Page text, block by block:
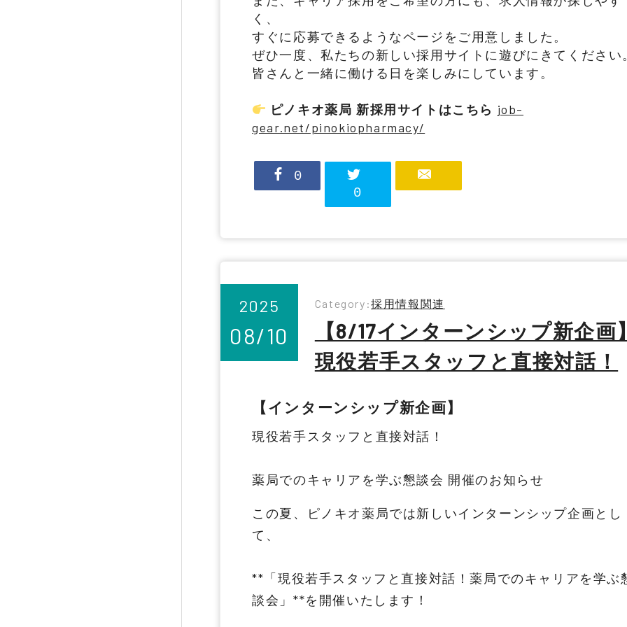
く、
すぐに応募できるようなページをご用意しました。
ぜひ一度、私たちの新しい採用サイトに遊びにきてください
皆さんと一緒に働ける日を楽しみにしています。
ピノキオ薬局 新採用サイトはこちら job-
gear.net/pinokiopharmacy/
0
0
2025
08/10
Category:採用情報関連
【8/17インターンシップ新企画
現役若手スタッフと直接対話！
【インターンシップ新企画】
現役若手スタッフと直接対話！
薬局でのキャリアを学ぶ懇談会 開催のお知らせ
この夏、ピノキオ薬局では新しいインターンシップ企画とし
て、
**「現役若手スタッフと直接対話！薬局でのキャリアを学ぶ
談会」**を開催いたします！